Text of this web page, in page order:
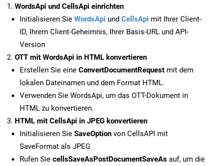
WordsApi und CellsApi einrichten
Initialisieren Sie WordsApi und CellsApi mit Ihrer Client-
ID, Ihrem Client-Geheimnis, Ihrer Basis-URL und API-
Version
OTT mit WordsApi in HTML konvertieren
Erstellen Sie eine ConvertDocumentRequest mit dem
lokalen Dateinamen und dem Format HTML.
Verwenden Sie WordsApi, um das OTT-Dokument in
HTML zu konvertieren.
HTML mit CellsApi in JPEG konvertieren
Initialisieren Sie SaveOption von CellsAPI mit
SaveFormat als JPEG
Rufen Sie cellsSaveAsPostDocumentSaveAs auf, um die